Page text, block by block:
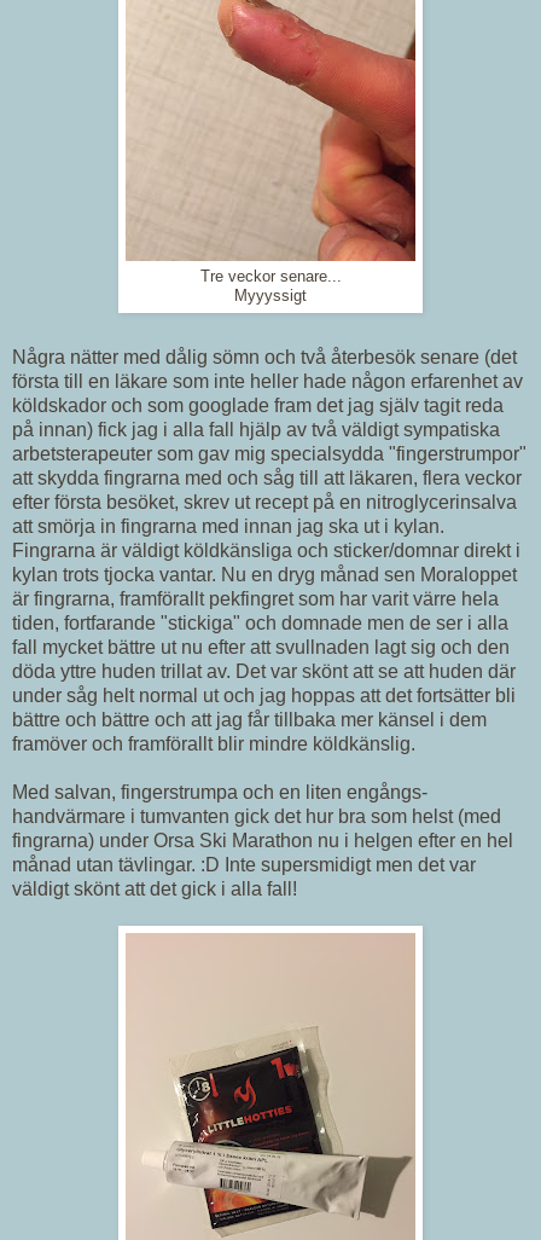
Tre veckor senare...
Myyyssigt
Några nätter med dålig sömn och två återbesök senare (det
första till en läkare som inte heller hade någon erfarenhet av
köldskador och som googlade fram det jag själv tagit reda
på innan) fick jag i alla fall hjälp av två väldigt sympatiska
arbetsterapeuter som gav mig specialsydda "fingerstrumpor"
att skydda fingrarna med och såg till att läkaren, flera veckor
efter första besöket, skrev ut recept på en nitroglycerinsalva
att smörja in fingrarna med innan jag ska ut i kylan.
Fingrarna är väldigt köldkänsliga och sticker/domnar direkt i
kylan trots tjocka vantar. Nu en dryg månad sen Moraloppet
är fingrarna, framförallt pekfingret som har varit värre hela
tiden, fortfarande "stickiga" och domnade men de ser i alla
fall mycket bättre ut nu efter att svullnaden lagt sig och den
döda yttre huden trillat av. Det var skönt att se att huden där
under såg helt normal ut och jag hoppas att det fortsätter bli
bättre och bättre och att jag får tillbaka mer känsel i dem
framöver och framförallt blir mindre köldkänslig.
Med salvan, fingerstrumpa och en liten engångs-
handvärmare i tumvanten gick det hur bra som helst (med
fingrarna) under Orsa Ski Marathon nu i helgen efter en hel
månad utan tävlingar. :D Inte supersmidigt men det var
väldigt skönt att det gick i alla fall!